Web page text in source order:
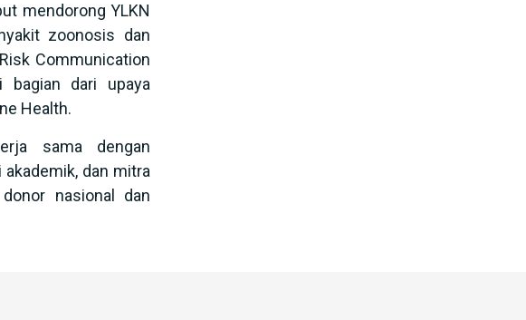
mendorong YLKN
zoonosis dan
Communication
bagian dari upaya
Health.
sama dengan
dan mitra
nasional dan